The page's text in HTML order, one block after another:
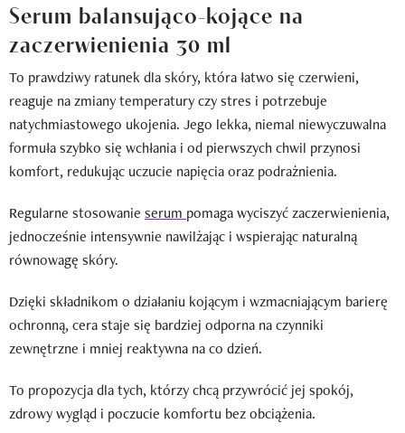
Serum balansująco-kojące na
zaczerwienienia 30 ml
To prawdziwy ratunek dla skóry, która łatwo się czerwieni,
reaguje na zmiany temperatury czy stres i potrzebuje
natychmiastowego ukojenia. Jego lekka, niemal niewyczuwalna
formuła szybko się wchłania i od pierwszych chwil przynosi
komfort, redukując uczucie napięcia oraz podrażnienia.
Regularne stosowanie serum pomaga wyciszyć zaczerwienienia,
jednocześnie intensywnie nawilżając i wspierając naturalną
równowagę skóry.
Dzięki składnikom o działaniu kojącym i wzmacniającym barierę
ochronną, cera staje się bardziej odporna na czynniki
zewnętrzne i mniej reaktywna na co dzień.
To propozycja dla tych, którzy chcą przywrócić jej spokój,
zdrowy wygląd i poczucie komfortu bez obciążenia.